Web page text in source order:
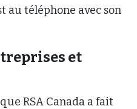
au téléphone avec son
et
RSA Canada a fait